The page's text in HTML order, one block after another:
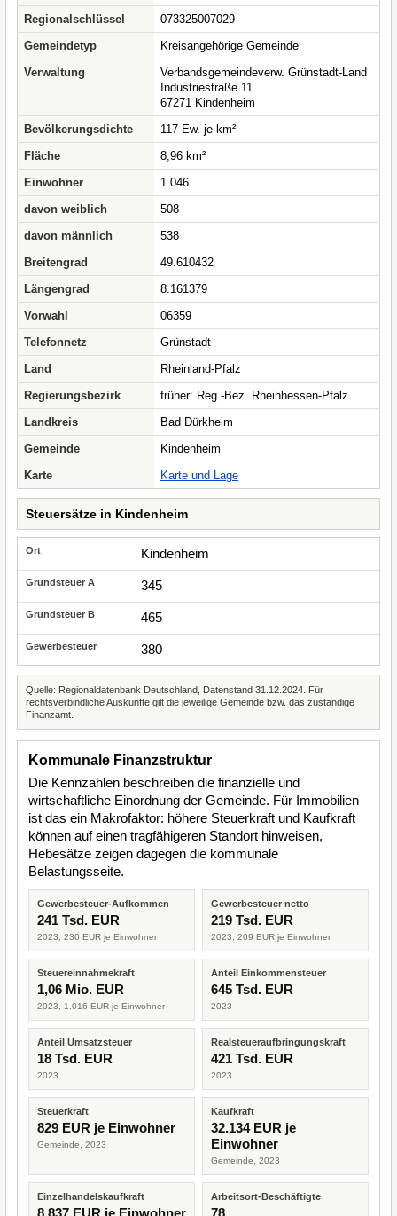
Regionalschlüssel
073325007029
Gemeindetyp
Kreisangehörige Gemeinde
Verwaltung
Verbandsgemeindeverw. Grünstadt-Land
Industriestraße 11
67271 Kindenheim
Bevölkerungsdichte
117 Ew. je km²
Fläche
8,96 km²
Einwohner
1.046
davon weiblich
508
davon männlich
538
Breitengrad
49.610432
Längengrad
8.161379
Vorwahl
06359
Telefonnetz
Grünstadt
Land
Rheinland-Pfalz
Regierungsbezirk
früher: Reg.-Bez. Rheinhessen-Pfalz
Landkreis
Bad Dürkheim
Gemeinde
Kindenheim
Karte
Karte und Lage
Steuersätze in Kindenheim
Kindenheim
345
465
380
Quelle: Regionaldatenbank Deutschland, Datenstand 31.12.2024. Für
rechtsverbindliche Auskünfte gilt die jeweilige Gemeinde bzw. das zuständige
Finanzamt.
Kommunale Finanzstruktur
Die Kennzahlen beschreiben die finanzielle und
wirtschaftliche Einordnung der Gemeinde. Für Immobilien
ist das ein Makrofaktor: höhere Steuerkraft und Kaufkraft
können auf einen tragfähigeren Standort hinweisen,
Hebesätze zeigen dagegen die kommunale
Belastungsseite.
Gewerbesteuer-Aufkommen
241 Tsd. EUR
2023, 230 EUR je Einwohner
Gewerbesteuer netto
219 Tsd. EUR
2023, 209 EUR je Einwohner
Steuereinnahmekraft
1,06 Mio. EUR
2023, 1.016 EUR je Einwohner
Anteil Einkommensteuer
645 Tsd. EUR
2023
Anteil Umsatzsteuer
18 Tsd. EUR
2023
Realsteueraufbringungskraft
421 Tsd. EUR
2023
Steuerkraft
829 EUR je Einwohner
Gemeinde, 2023
Kaufkraft
32.134 EUR je
Einwohner
Gemeinde, 2023
Einzelhandelskaufkraft
8.837 EUR je Einwohner
Arbeitsort-Beschäftigte
78